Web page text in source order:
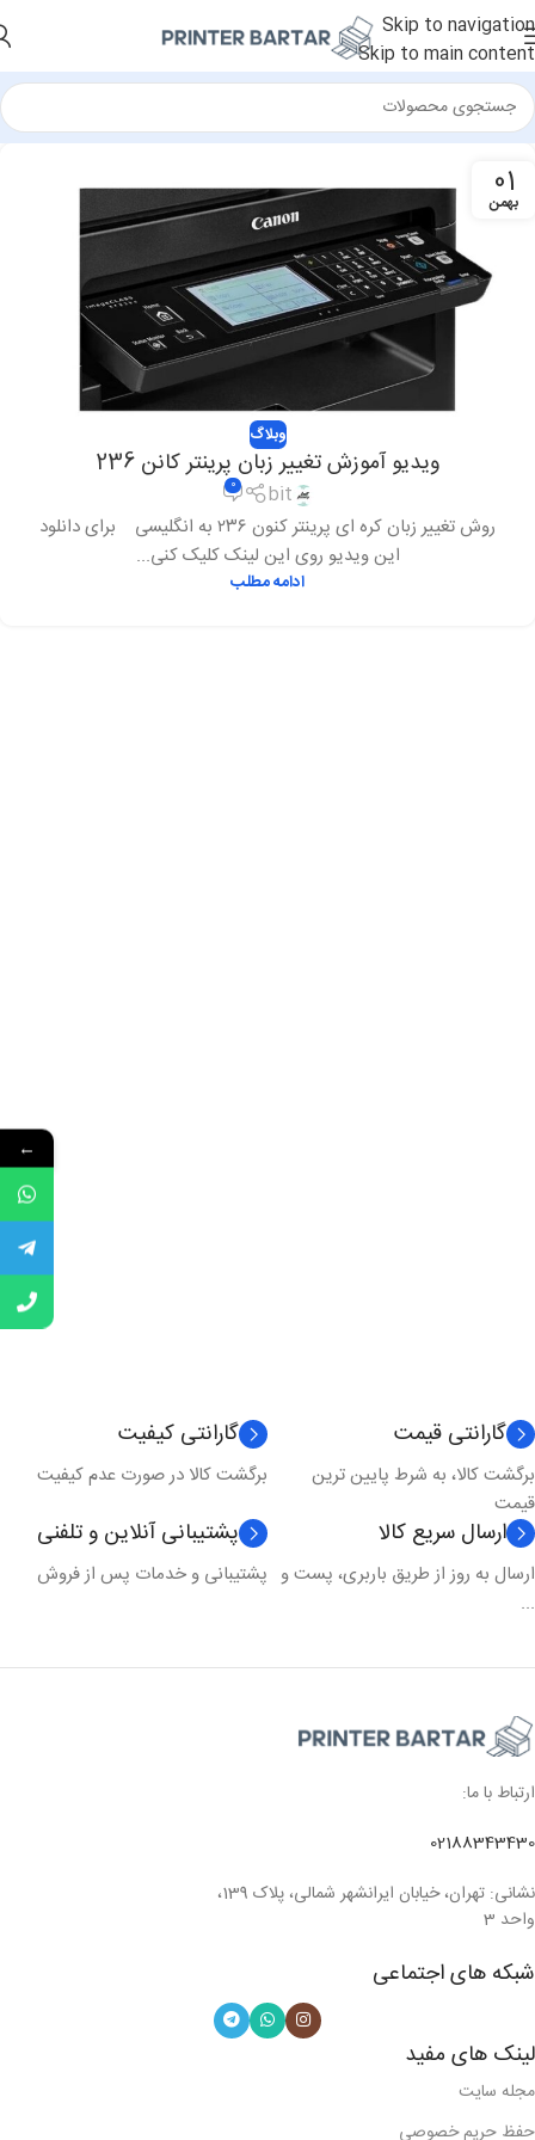
Skip to navigation
Skip to main content
01
بهمن
وبلاگ
ویدیو آموزش تغییر زبان پرینتر کانن 236
bit
0
روش تغییر زبان کره ای پرینتر کنون ۲۳۶ به انگلیسی برای دانلود
این ویدیو روی این لینک کلیک کنی...
ادامه مطلب
گارانتی قیمت
برگشت کالا، به شرط پایین ترین
قیمت
گارانتی کیفیت
برگشت کالا در صورت عدم کیفیت
ارسال سریع کالا
ارسال به روز از طریق باربری، پست و
...
پشتیبانی آنلاین و تلفنی
پشتیبانی و خدمات پس از فروش
ارتباط با ما:
02188343430
نشانی: تهران، خیابان ایرانشهر شمالی، پلاک 139،
واحد 3
شبکه های اجتماعی
لینک های مفید
مجله سایت
حفظ حریم خصوصی
←